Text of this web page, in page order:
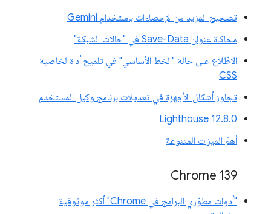
تصحيح المزيد من الإحصاءات باستخدام Gemini
محاكاة عنوان Save-Data في "حالات الشبكة"
الاطّلاع على حالة "الخط الأساسي" في تلميح أداة لخاصية
CSS
تجاوز أشكال الأجهزة في تعديلات برنامج وكيل المستخدم
‫Lighthouse 12.8.0
أهمّ الميزات المتنوعة
‫Chrome 139
"أدوات مطوّري البرامج في Chrome" أكثر موثوقية